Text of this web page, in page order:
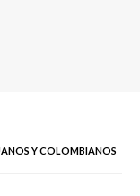
Y COLOMBIANOS